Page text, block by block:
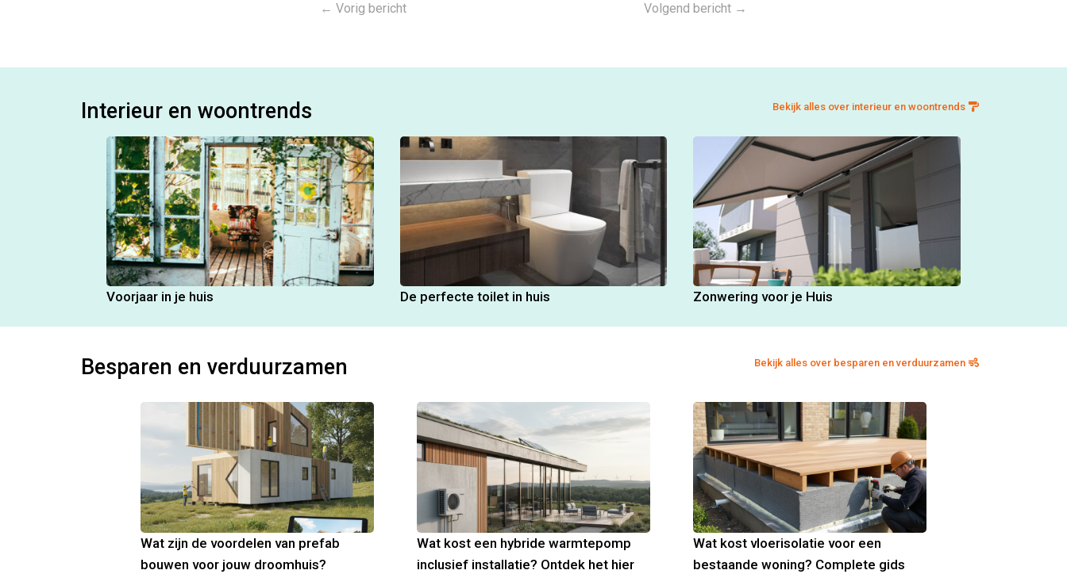
←Vorig bericht Volgend bericht→
Interieur en woontrends Bekijk alles over interieur en woontrends
Voorjaar in je huis De perfecte toilet in huis Zonwering voor je Huis
Besparen en verduurzamen Bekijk alles over besparen en verduurzamen
Wat zijn de voordelen van prefab
bouwen voor jouw droomhuis?
Wat kost een hybride warmtepomp
inclusief installatie? Ontdek het hier
Wat kost vloerisolatie voor een
bestaande woning? Complete gids